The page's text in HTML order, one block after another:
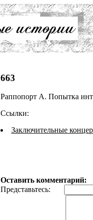
663
Раппопорт А. Попытка
Ссылки:
Заключительные
Оставить комментарий:
Представьтесь: